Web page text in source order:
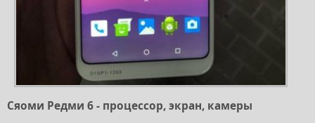
Сяоми Редми 6 - процессор, экран, камеры